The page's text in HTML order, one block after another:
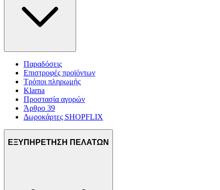
Παραδόσεις
Επιστροφές προϊόντων
Τρόποι πληρωμής
Klarna
Προστασία αγορών
Άρθρο 39
Δωροκάρτες SHOPFLIX
ΕΞΥΠΗΡΕΤΗΣΗ ΠΕΛΑΤΩΝ